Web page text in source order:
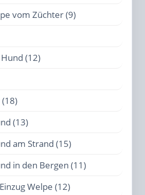
vom Züchter (9)
(12)
(13)
am Strand (15)
in den Bergen (11)
Welpe (12)